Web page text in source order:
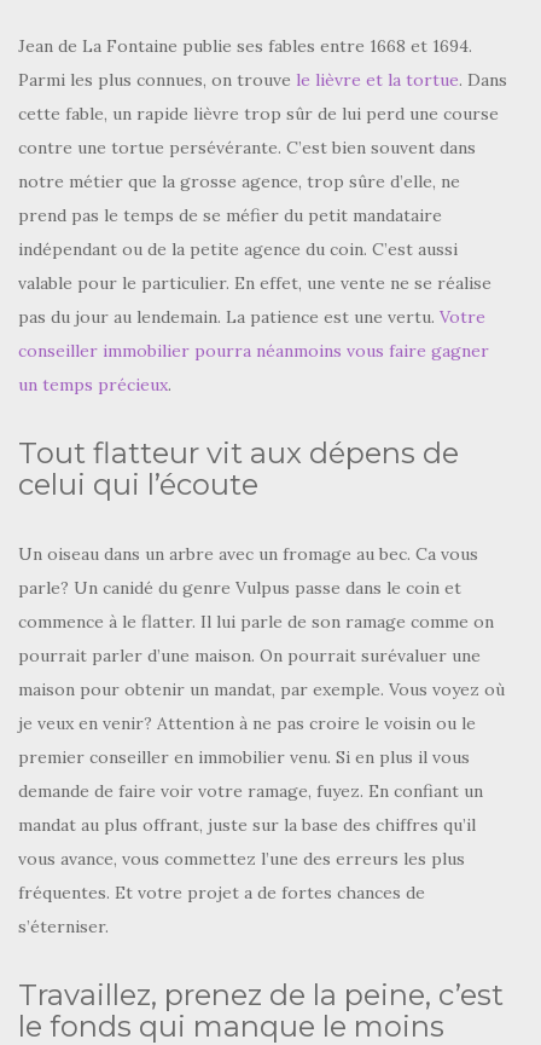
Jean de La Fontaine publie ses fables entre 1668 et 1694.
Parmi les plus connues, on trouve le lièvre et la tortue. Dans
cette fable, un rapide lièvre trop sûr de lui perd une course
contre une tortue persévérante. C’est bien souvent dans
notre métier que la grosse agence, trop sûre d’elle, ne
prend pas le temps de se méfier du petit mandataire
indépendant ou de la petite agence du coin. C’est aussi
valable pour le particulier. En effet, une vente ne se réalise
pas du jour au lendemain. La patience est une vertu. Votre
conseiller immobilier pourra néanmoins vous faire gagner
un temps précieux.
Tout flatteur vit aux dépens de
celui qui l’écoute
Un oiseau dans un arbre avec un fromage au bec. Ca vous
parle? Un canidé du genre Vulpus passe dans le coin et
commence à le flatter. Il lui parle de son ramage comme on
pourrait parler d’une maison. On pourrait surévaluer une
maison pour obtenir un mandat, par exemple. Vous voyez où
je veux en venir? Attention à ne pas croire le voisin ou le
premier conseiller en immobilier venu. Si en plus il vous
demande de faire voir votre ramage, fuyez. En confiant un
mandat au plus offrant, juste sur la base des chiffres qu’il
vous avance, vous commettez l’une des erreurs les plus
fréquentes. Et votre projet a de fortes chances de
s’éterniser.
Travaillez, prenez de la peine, c’est
le fonds qui manque le moins